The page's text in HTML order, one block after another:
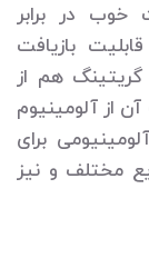
خوب در برابر
بازیافت
هم از
از آلومینیوم
برای
مختلف و نیز